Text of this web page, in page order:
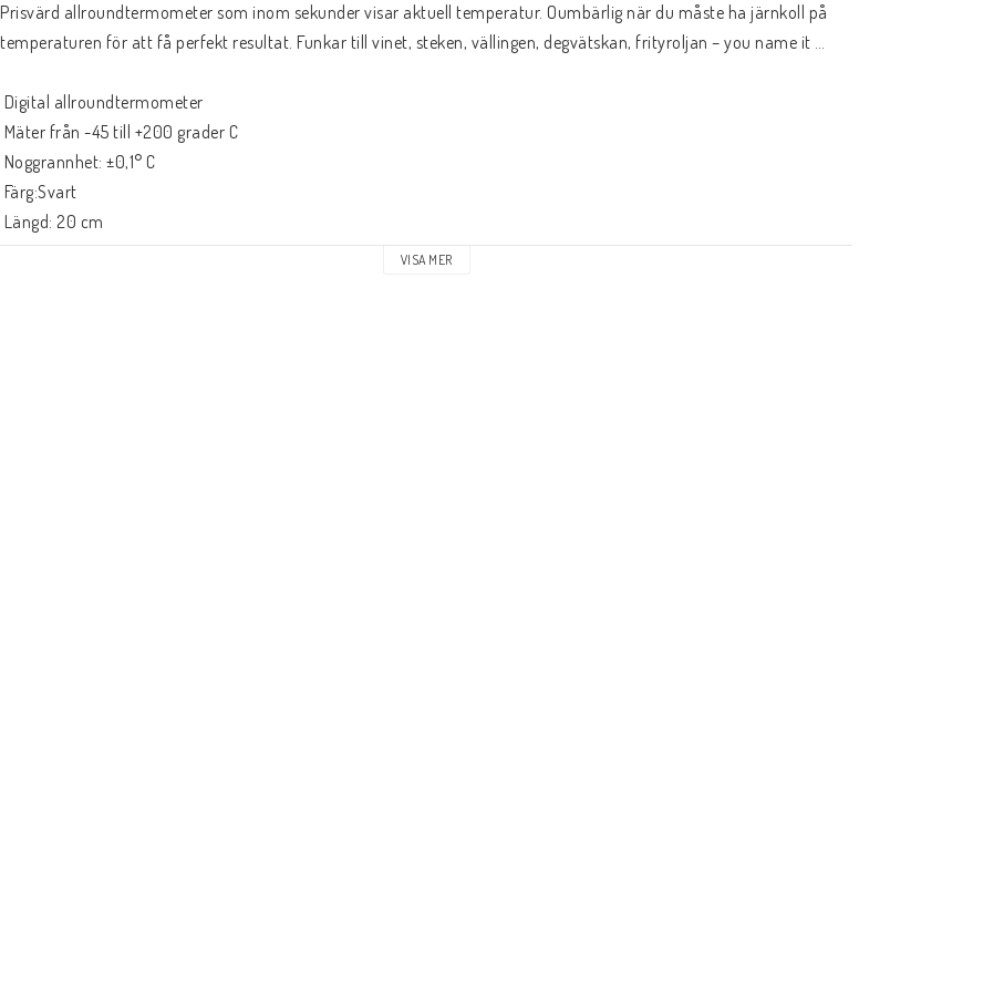
Prisvärd allroundtermometer som inom sekunder visar aktuell temperatur. Oumbärlig när du måste ha järnkoll på
temperaturen för att få perfekt resultat. Funkar till vinet, steken, vällingen, degvätskan, frityroljan – you name it …
Digital allroundtermometer
Mäter från -45 till +200 grader C
Noggrannhet: ±0,1° C
Färg:Svart
Längd: 20 cm
Batteri medföljer
VISA MER